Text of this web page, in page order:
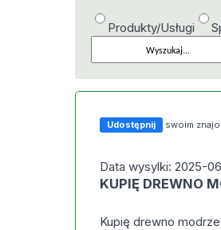
Produkty/Usługi
Udostępnij swoim
Data wysylki: 2025-
KUPIĘ DREWNO
Kupię drewno